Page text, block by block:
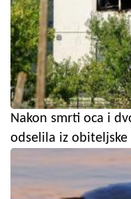
Nakon smrti oca i
odselila iz obiteljske